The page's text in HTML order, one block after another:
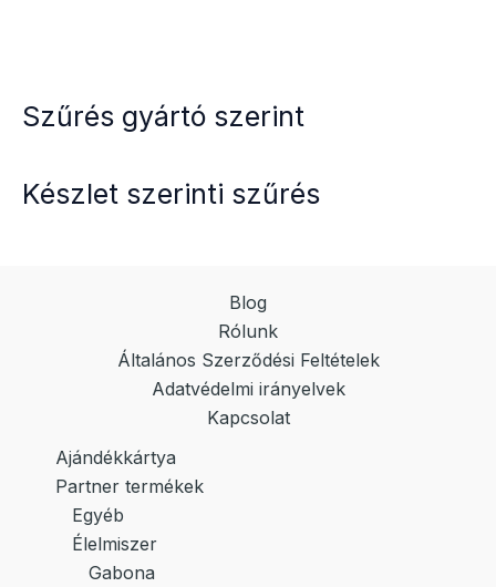
Szűrés gyártó szerint
Készlet szerinti szűrés
Blog
Rólunk
Általános Szerződési Feltételek
Adatvédelmi irányelvek
Kapcsolat
Ajándékkártya
Partner termékek
Egyéb
Élelmiszer
Gabona